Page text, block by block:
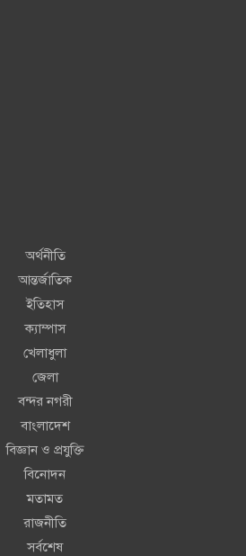
অর্থনীতি
আন্তর্জাতিক
ইতিহাস
ক্যাম্পাস
খেলাধুলা
জেলা
বন্দর নগরী
বাংলাদেশ
বিজ্ঞান ও প্রযুক্তি
বিনোদন
মতামত
রাজনীতি
সর্বশেষ